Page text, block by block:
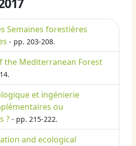
Semaines forestières
- pp. 203-208.
the Mediterranean Forest
et ingénierie
ou
? - pp. 215-222.
and ecological